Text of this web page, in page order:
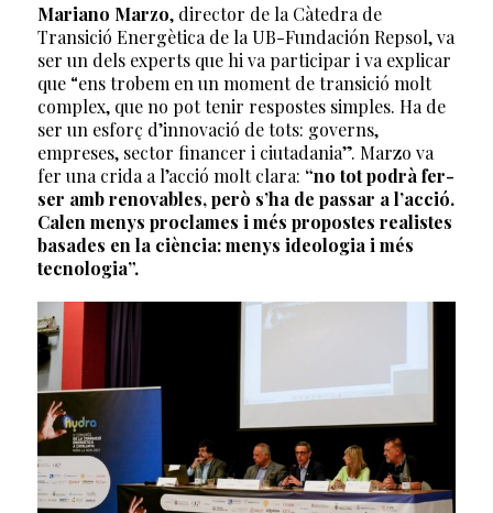
Mariano Marzo, director de la Càtedra de
Transició Energètica de la UB-Fundación Repsol, va
ser un dels experts que hi va participar i va explicar
que “ens trobem en un moment de transició molt
complex, que no pot tenir respostes simples. Ha de
ser un esforç d’innovació de tots: governs,
empreses, sector financer i ciutadania”. Marzo va
fer una crida a l’acció molt clara: “no tot podrà fer-
ser amb renovables, però s’ha de passar a l’acció.
Calen menys proclames i més propostes realistes
basades en la ciència: menys ideologia i més
tecnologia”.